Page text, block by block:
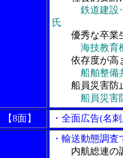
鉄道建設
氏
優秀な卒業
海技教
依存度が高
船舶整備
船員災害防
船員災害
【8面】
・全面広告(名
・輸送動態調
内航総連の